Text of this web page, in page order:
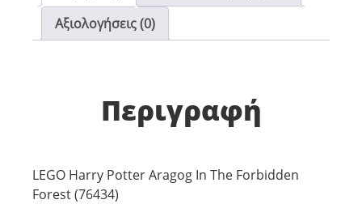
Αξιολογήσεις (0)
Περιγραφή
LEGO Harry Potter Aragog In The Forbidden
Forest (76434)